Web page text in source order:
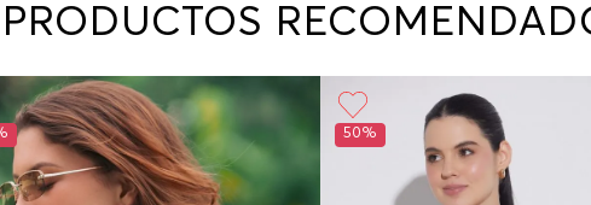
PRODUCTOS
50%